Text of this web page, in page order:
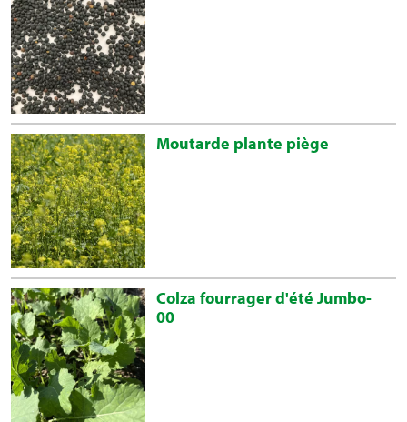
Moutarde plante piège
Colza fourrager d'été Jumbo-
00